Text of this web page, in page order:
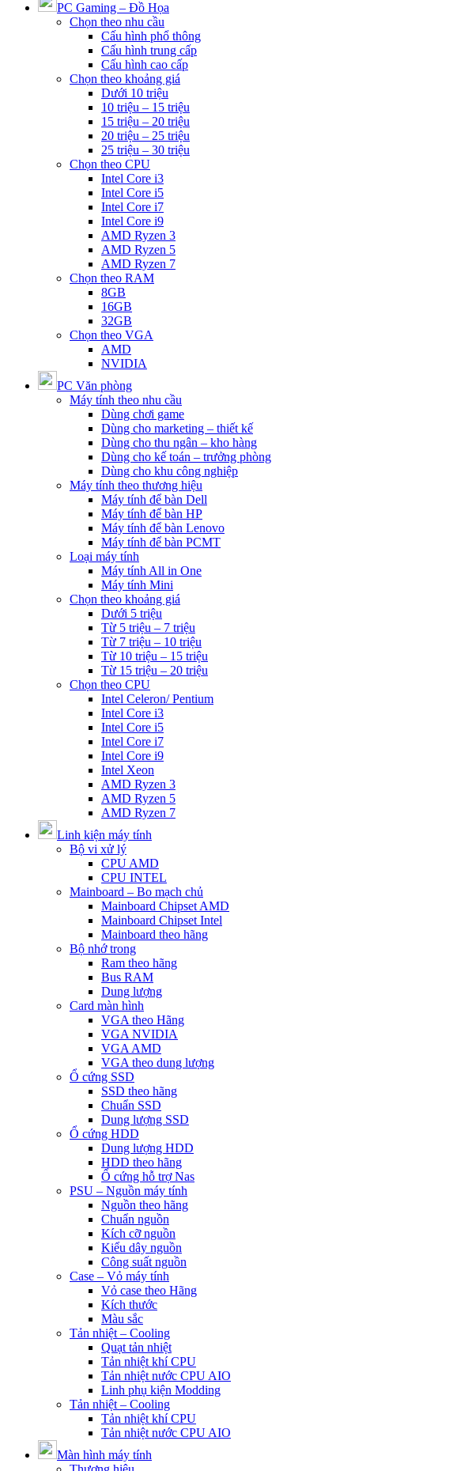
PC Gaming – Đồ Họa
Chọn theo nhu cầu
Cấu hình phổ thông
Cấu hình trung cấp
Cấu hình cao cấp
Chọn theo khoảng giá
Dưới 10 triệu
10 triệu – 15 triệu
15 triệu – 20 triệu
20 triệu – 25 triệu
25 triệu – 30 triệu
Chọn theo CPU
Intel Core i3
Intel Core i5
Intel Core i7
Intel Core i9
AMD Ryzen 3
AMD Ryzen 5
AMD Ryzen 7
Chọn theo RAM
8GB
16GB
32GB
Chọn theo VGA
AMD
NVIDIA
PC Văn phòng
Máy tính theo nhu cầu
Dùng chơi game
Dùng cho marketing – thiết kế
Dùng cho thu ngân – kho hàng
Dùng cho kế toán – trưởng phòng
Dùng cho khu công nghiệp
Máy tính theo thương hiệu
Máy tính để bàn Dell
Máy tính để bàn HP
Máy tính để bàn Lenovo
Máy tính để bàn PCMT
Loại máy tính
Máy tính All in One
Máy tính Mini
Chọn theo khoảng giá
Dưới 5 triệu
Từ 5 triệu – 7 triệu
Từ 7 triệu – 10 triệu
Từ 10 triệu – 15 triệu
Từ 15 triệu – 20 triệu
Chọn theo CPU
Intel Celeron/ Pentium
Intel Core i3
Intel Core i5
Intel Core i7
Intel Core i9
Intel Xeon
AMD Ryzen 3
AMD Ryzen 5
AMD Ryzen 7
Linh kiện máy tính
Bộ vi xử lý
CPU AMD
CPU INTEL
Mainboard – Bo mạch chủ
Mainboard Chipset AMD
Mainboard Chipset Intel
Mainboard theo hãng
Bộ nhớ trong
Ram theo hãng
Bus RAM
Dung lượng
Card màn hình
VGA theo Hãng
VGA NVIDIA
VGA AMD
VGA theo dung lượng
Ổ cứng SSD
SSD theo hãng
Chuẩn SSD
Dung lượng SSD
Ổ cứng HDD
Dung lượng HDD
HDD theo hãng
Ổ cứng hỗ trợ Nas
PSU – Nguồn máy tính
Nguồn theo hãng
Chuẩn nguồn
Kích cỡ nguồn
Kiểu dây nguồn
Công suất nguồn
Case – Vỏ máy tính
Vỏ case theo Hãng
Kích thước
Màu sắc
Tản nhiệt – Cooling
Quạt tản nhiệt
Tản nhiệt khí CPU
Tản nhiệt nước CPU AIO
Linh phụ kiện Modding
Tản nhiệt – Cooling
Tản nhiệt khí CPU
Tản nhiệt nước CPU AIO
Màn hình máy tính